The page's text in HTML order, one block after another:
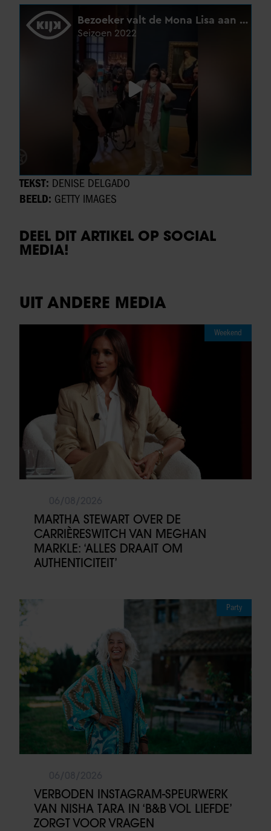
TEKST: DENISE DELGADO
BEELD: GETTY IMAGES
DEEL DIT ARTIKEL OP SOCIAL
MEDIA!
UIT ANDERE MEDIA
Weekend
MARTHA STEWART OVER DE
CARRIÈRESWITCH VAN MEGHAN
MARKLE: ‘ALLES DRAAIT OM
AUTHENTICITEIT’
Party
VERBODEN INSTAGRAM-SPEURWERK
VAN NISHA TARA IN ‘B&B VOL LIEFDE’
ZORGT VOOR VRAGEN